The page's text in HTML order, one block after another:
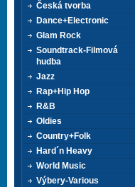
Česká tvorba
Dance+Electronic
Glam Rock
Soundtrack-Filmová
hudba
Jazz
Rap+Hip Hop
R&B
Oldies
Country+Folk
Hard´n Heavy
World Music
Výbery-Various